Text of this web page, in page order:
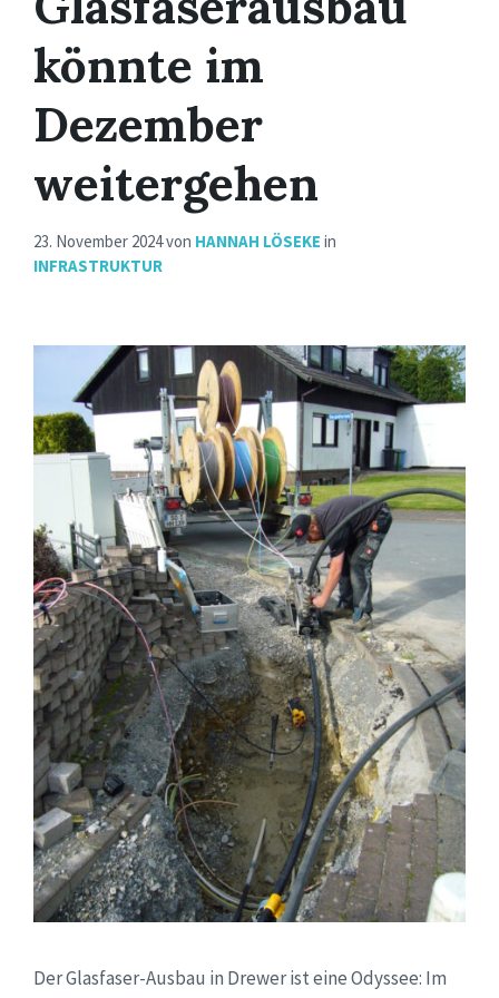
könnte im
Dezember
weitergehen
23. November 2024von HANNAH LÖSEKE in
INFRASTRUKTUR
Der Glasfaser-Ausbau in Drewer ist eine Odyssee: Im